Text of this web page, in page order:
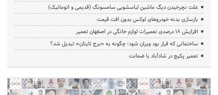
علت نچرخیدن دیگ ماشین لباسشویی سامسونگ (قدیمی و اتوماتیک)
بازسازی بدنه خودروهای لوکس بدون افت قیمت
افزایش ۱۸ درصدی تعمیرات لوازم خانگی در اصفهان تعمیر
ساختمانی که قرار بود ویران شود؛ چگونه به «برج تایتان» تبدیل شد؟
تعمیر پکیج در شادآباد با ضمانت